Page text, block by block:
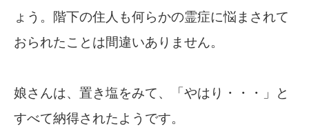
ょう。階下の住人も何らかの霊症に悩まされて
おられたことは間違いありません。
娘さんは、置き塩をみて、「やはり・・・」と
すべて納得されたようです。